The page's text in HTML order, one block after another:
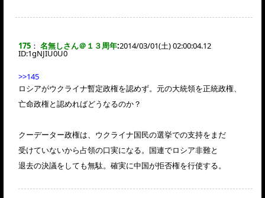
175 ： 名無しさん＠１３周年:2014/03/01(土) 02:00:04.12
ID:1gNJIU0U0
>>145
ロシアがウクライナ暫定政権を認めず。元の大統領を正統政権、
亡命政権と認めればどうなるのか？
クーデーター政権は、ウクライナ国民の選挙での支持をまだ
受けていないから占領の口実になる。国連でロシア非難と
退去の決議をしても無駄。確実に中国が拒否権を行使する。